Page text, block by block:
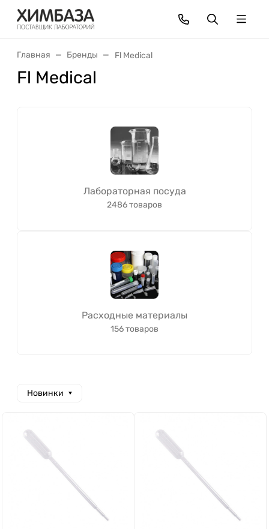
Главная Бренды Fl Medical
Fl Medical
Лабораторная посуда
2486 товаров
Расходные материалы
156 товаров
Новинки